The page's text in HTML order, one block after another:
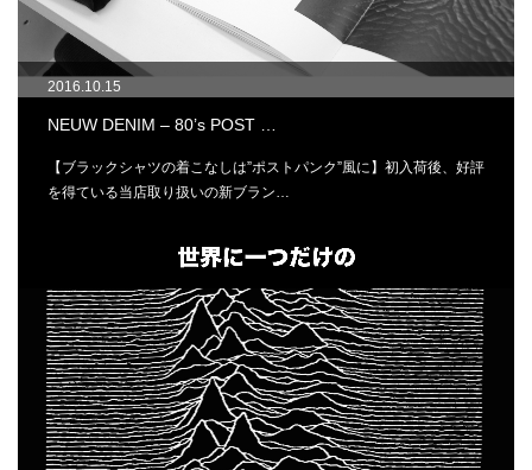
2016.10.15
NEUW DENIM – 80’s POST …
【ブラックシャツの着こなしは”ポストパンク”風に】初入荷後、好評
を得ている当店取り扱いの新ブラン…